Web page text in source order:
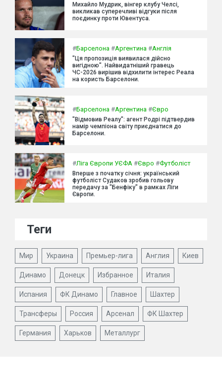
Михайло Мудрик, вінгер клубу Челсі,
викликав суперечливі відгуки після
поєдинку проти Ювентуса.
#Барселона #Аргентина #Англія
"Ця пропозиція виявилася дійсно
вигідною". Найвидатніший гравець
ЧС-2026 вирішив відхилити інтерес Реала
на користь Барселони.
#Барселона #Аргентина #Євро
"Відмовив Реалу": агент Родрі підтвердив
намір чемпіона світу приєднатися до
Барселони.
#Ліга Європи УЄФА #Євро #Футболіст
Вперше з початку січня: український
футболіст Судаков зробив гольову
передачу за "Бенфіку" в рамках Ліги
Європи.
Теги
Мир Украина Премьер-лига Англия Киев
Динамо Донецк Избранное Италия
Испания ФК Динамо Главное Шахтер
Трансферы Россия Арсенал ФК Шахтер
Германия Харьков Металлург